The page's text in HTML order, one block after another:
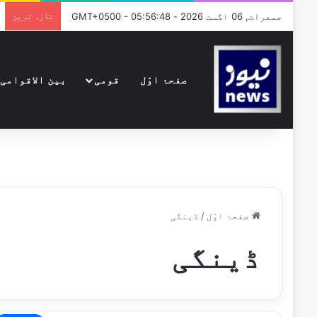
جمعرات, 06 اگست 2026 - GMT+0500 - 05:56:48 تازہ ترین
صفحۂ اوّل قومی بین الاقوامی
صفحۂ اوّل / ڈینگی
ڈینگی